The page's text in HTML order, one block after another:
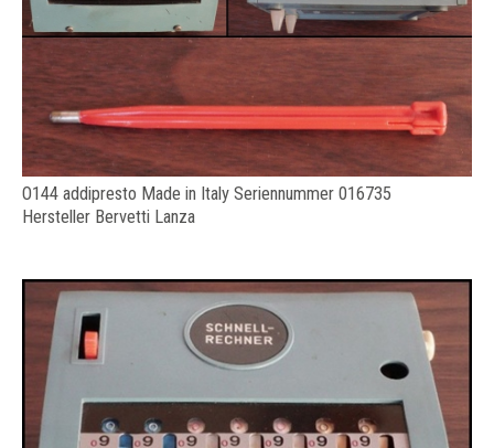
O144 addipresto Made in Italy Seriennummer 016735
Hersteller Bervetti Lanza